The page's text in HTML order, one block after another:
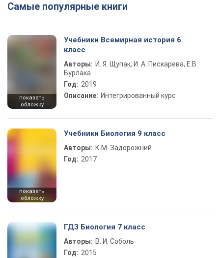
Самые популярные книги
показать
обложку
Учебники Всемирная история 6
класс
Авторы: И. Я. Щупак, И. А. Пискарева, Е.В.
Бурлака
Год: 2019
Описание: Интегрированный курс
показать
обложку
Учебники Биология 9 класс
Авторы: К.М. Задорожний
Год: 2017
ГДЗ Биология 7 класс
Авторы: В. И. Соболь
Год: 2015